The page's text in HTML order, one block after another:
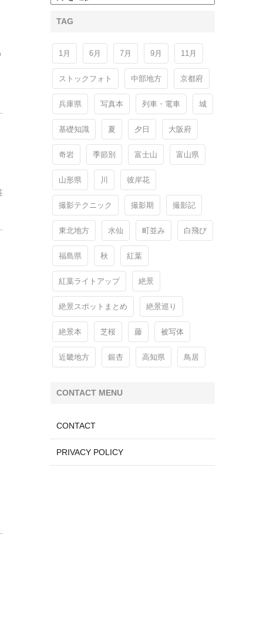
TAG
1月 6月 7月 9月 11月
ストックフォト 中部地方 京都府
兵庫県 写真本 列車・電車 城
基礎知識 夏 夕日 大阪府
奇岩 季節別 富士山 富山県
山形県 川 彼岸花
撮影テクニック 撮影期 撮影記
東北地方 水仙 町並み 白飛び
福島県 秋 紅葉
紅葉ライトアップ 絶景
絶景スポットまとめ 絶景巡り
絶景本 芝桜 藤 被写体
近畿地方 銀杏 高知県 鳥居
CONTACT MENU
CONTACT
PRIVACY POLICY